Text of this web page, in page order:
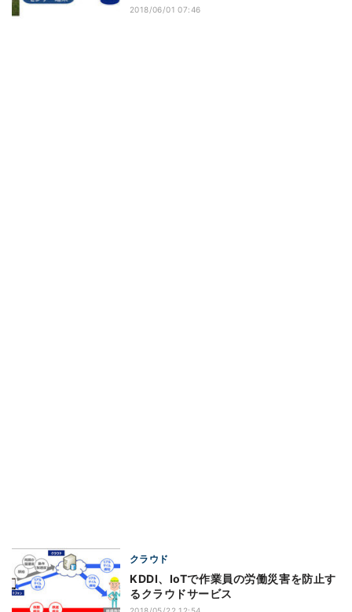
2018/06/01 07:46
クラウド
KDDI、IoTで作業員の労働災害を防止す
るクラウドサービス
2018/05/22 12:54